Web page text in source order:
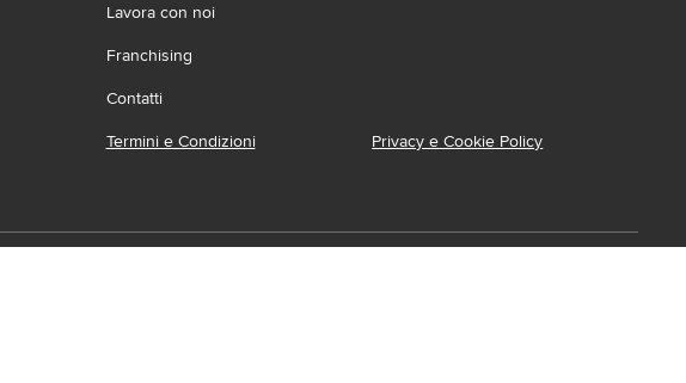
Lavora con noi
Franchising
Contatti
Termini e Condizioni Privacy e Cookie Policy